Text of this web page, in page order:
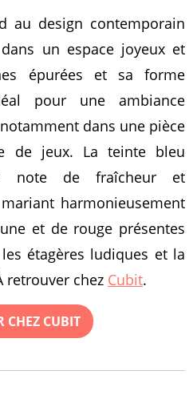
au design contemporain
un espace joyeux et
épurées et sa forme
pour une ambiance
dans une pièce
de jeux. La teinte bleu
note de fraîcheur et
harmonieusement
et de rouge présentes
étagères ludiques et la
retrouver chez Cubit.
CHEZ CUBIT